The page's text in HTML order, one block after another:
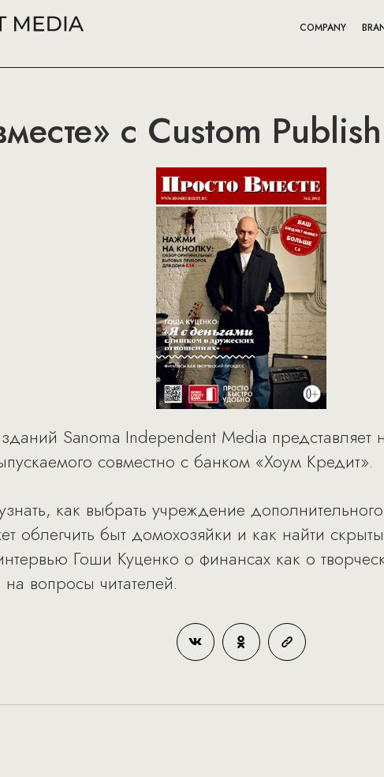
COMPANY
с Custom
Sanoma Independent Media
совместно с банком «Хоум Кредит».
как выбрать учреждение
облегчить быт домохозяйки и как найти
Гоши Куценко о финансах как о
вопросы читателей.